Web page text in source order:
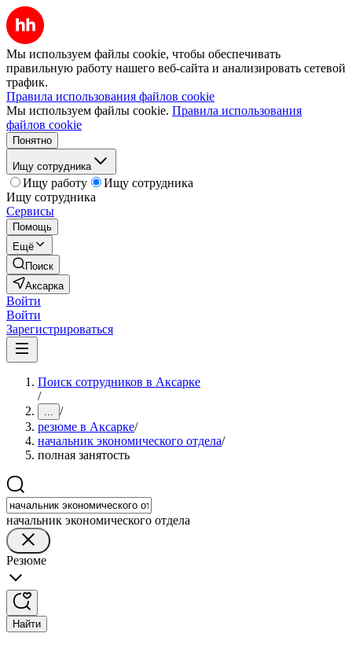
Мы используем файлы cookie, чтобы обеспечивать
правильную работу нашего веб-сайта и анализировать сетевой
трафик.
Правила использования файлов cookie
Мы используем файлы cookie. Правила использования
файлов cookie
Понятно
Ищу сотрудника
Ищу работу
Ищу сотрудника
Ищу сотрудника
Сервисы
Помощь
Ещё
Поиск
Аксарка
Войти
Войти
Зарегистрироваться
Поиск сотрудников в Аксарке
/
... /
резюме в Аксарке/
начальник экономического отдела/
полная занятость
начальник экономического отдела
Резюме
Найти